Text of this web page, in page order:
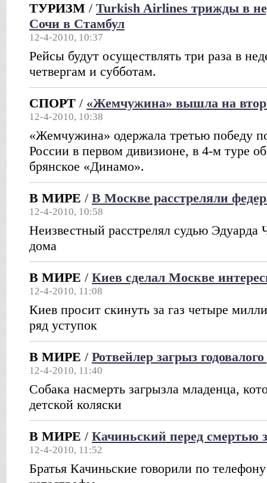
ТУРИЗМ / Turkish Airlines трижды в
Сочи в Стамбул
12-4-2010, 10:37
Рейсы будут осуществлять три раза в
четвергам и субботам.
СПОРТ / «Жемчужина» вышла на
12-4-2010, 10:38
«Жемчужина» одержала третью победу
России в первом дивизионе, в 4-м туре
брянское «Динамо».
В МИРЕ / В Москве расстреляли
12-4-2010, 10:58
Неизвестный расстрелял судью Эдуарда
дома
В МИРЕ / Киев сделал Москве
12-4-2010, 11:08
Киев просит скинуть за газ четыре
ряд уступок
В МИРЕ / Ротвейлер загрыз
12-4-2010, 11:40
Собака насмерть загрызла младенца,
детской коляски
В МИРЕ / Качиньский перед смертью
12-4-2010, 11:52
Братья Качиньские говорили по